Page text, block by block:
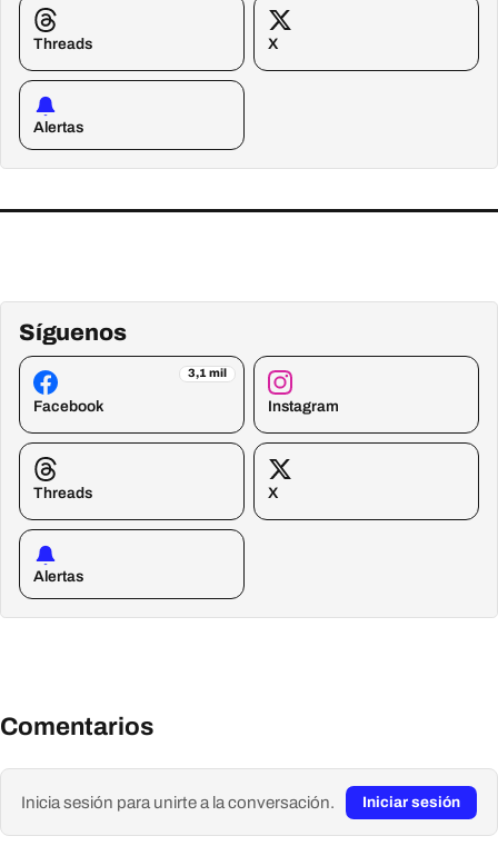
Threads X
Alertas
Síguenos
3,1 mil
Facebook Instagram
Threads X
Alertas
Comentarios
Inicia sesión para unirte a la conversación. Iniciar sesión